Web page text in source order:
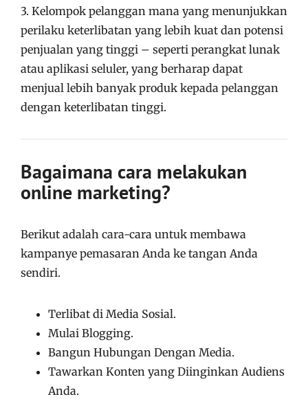
3. Kelompok pelanggan mana yang menunjukkan
perilaku keterlibatan yang lebih kuat dan potensi
penjualan yang tinggi – seperti perangkat lunak
atau aplikasi seluler, yang berharap dapat
menjual lebih banyak produk kepada pelanggan
dengan keterlibatan tinggi.
Bagaimana cara melakukan
online marketing?
Berikut adalah cara-cara untuk membawa
kampanye pemasaran Anda ke tangan Anda
sendiri.
Terlibat di Media Sosial.
Mulai Blogging.
Bangun Hubungan Dengan Media.
Tawarkan Konten yang Diinginkan Audiens
Anda.